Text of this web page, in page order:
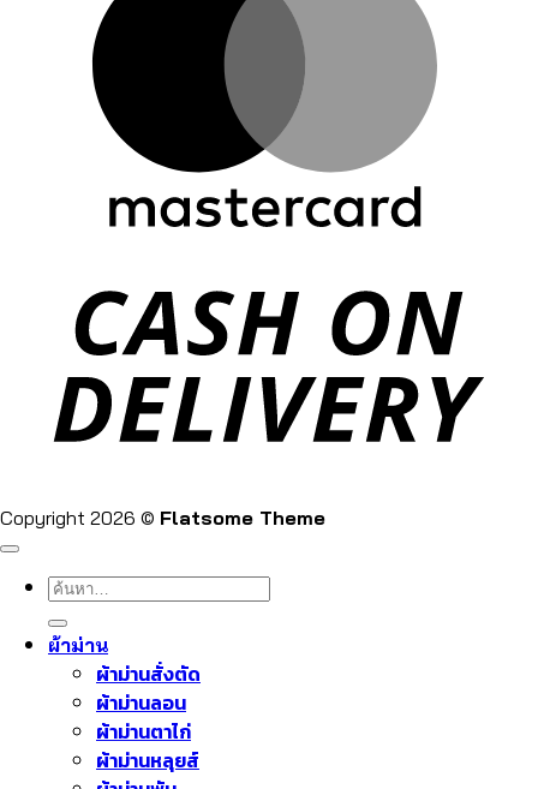
Copyright 2026 © Flatsome Theme
ค้นหา:
ผ้าม่าน
ผ้าม่านสั่งตัด
ผ้าม่านลอน
ผ้าม่านตาไก่
ผ้าม่านหลุยส์